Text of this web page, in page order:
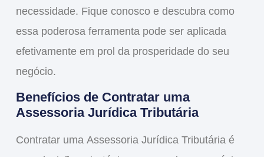
necessidade. Fique conosco e descubra como
essa poderosa ferramenta pode ser aplicada
efetivamente em prol da prosperidade do seu
negócio.
Benefícios de Contratar uma
Assessoria Jurídica Tributária
Contratar uma Assessoria Jurídica Tributáriaé